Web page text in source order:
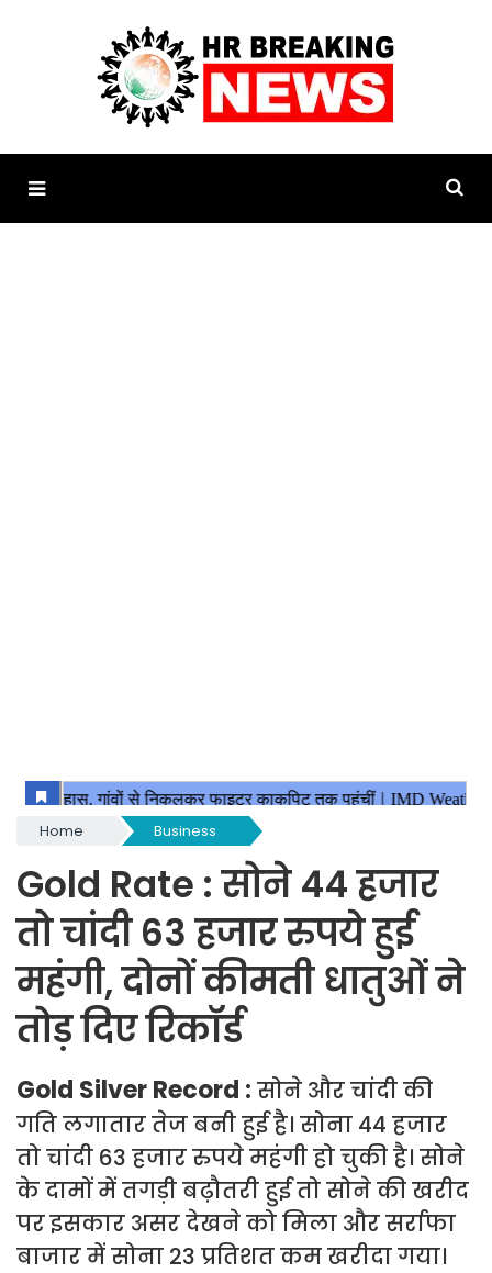
Home Business
Gold Rate : सोने 44 हजार
तो चांदी 63 हजार रुपये हुई
महंगी, दोनों कीमती धातुओं ने
तोड़ दिए रिकॉर्ड
Gold Silver Record : सोने और चांदी की
गति लगातार तेज बनी हुई है। सोना 44 हजार
तो चांदी 63 हजार रुपये महंगी हो चुकी है। सोने
के दामों में तगड़ी बढ़ौतरी हुई तो सोने की खरीद
पर इसकार असर देखने को मिला और सर्राफा
बाजार में सोना 23 प्रतिशत कम खरीदा गया।